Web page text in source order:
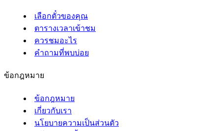
เลือกตั๋วของคุณ
ตารางเวลาเข้าชม
ควรชมอะไร
คำถามที่พบบ่อย
ข้อกฎหมาย
ข้อกฎหมาย
เกี่ยวกับเรา
นโยบายความเป็นส่วนตัว